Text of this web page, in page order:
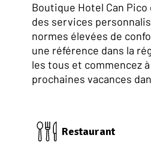
Boutique Hotel Can
des services
normes élevées de
une référence dans la
les tous et commencez
prochaines vacances
Restaurant